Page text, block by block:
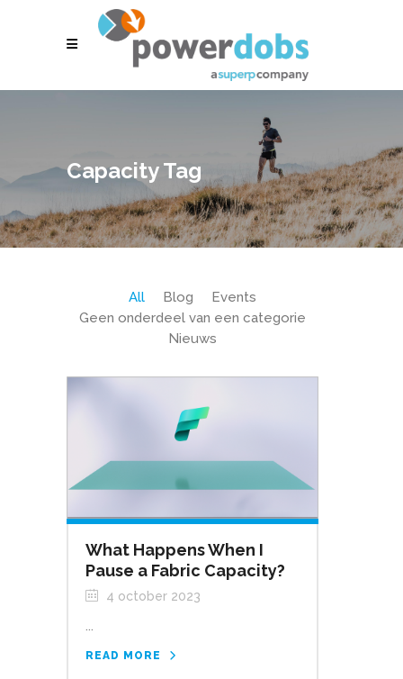
Capacity Tag
All Blog
Events
Geen onderdeel van een categorie
Nieuws
What Happens When I
Pause a Fabric Capacity?
4 october 2023
...
READ MORE